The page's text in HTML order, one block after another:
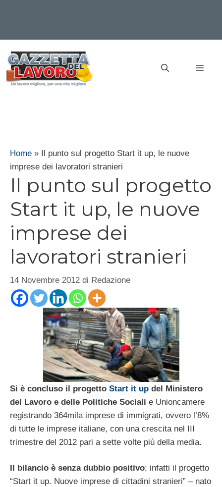
contenuto
Home »
Il punto sul progetto Start it up, le nuove
imprese dei lavoratori stranieri
Il punto sul progetto
Start it up, le nuove
imprese dei
lavoratori stranieri
14 Novembre 2012 di Redazione
Si è concluso il progetto Start it up del Ministero
del Lavoro e delle Politiche Sociali e Unioncamere
registrando 364mila imprese di immigrati, ovvero l’8%
di tutte le imprese italiane, con una crescita nel III
trimestre del 2012 pari a sette volte più della media.
Il bilancio è senza dubbio positivo; infatti il progetto
“Start it up. Nuove imprese di cittadini stranieri” – nato